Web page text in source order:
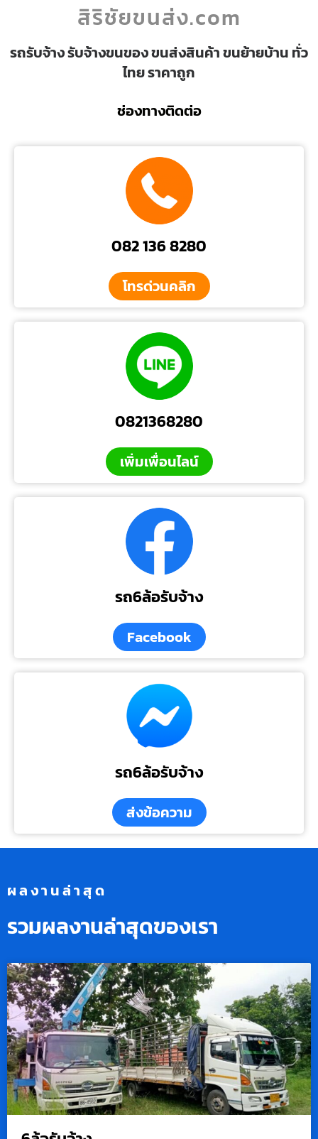
สิริชัยขนส่ง.com
รถรับจ้าง รับจ้างขนของ ขนส่งสินค้า ขนย้ายบ้าน ทั่ว
ไทย ราคาถูก
ช่องทางติดต่อ
082 136 8280
โทรด่วนคลิก
0821368280
เพิ่มเพื่อนไลน์
รถ6ล้อรับจ้าง
Facebook
รถ6ล้อรับจ้าง
ส่งข้อความ
ผลงานล่าสุด
รวมผลงานล่าสุดของเรา